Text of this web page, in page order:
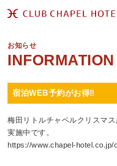
お知らせ
宿泊WEB予約がお得‼
梅田リトルチャペルクリスマ
実施中です。
https://www.chapel-hotel.co.jp/